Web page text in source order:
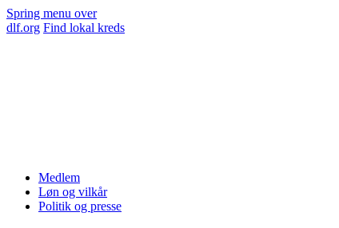
Spring menu over
dlf.org Find lokal kreds
Medlem
Løn og vilkår
Politik og presse